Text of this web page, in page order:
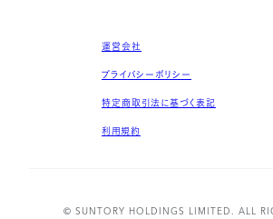
運営会社
プライバシーポリシー
特定商取引法に基づく表記
利用規約
© SUNTORY HOLDINGS LIMITED. ALL